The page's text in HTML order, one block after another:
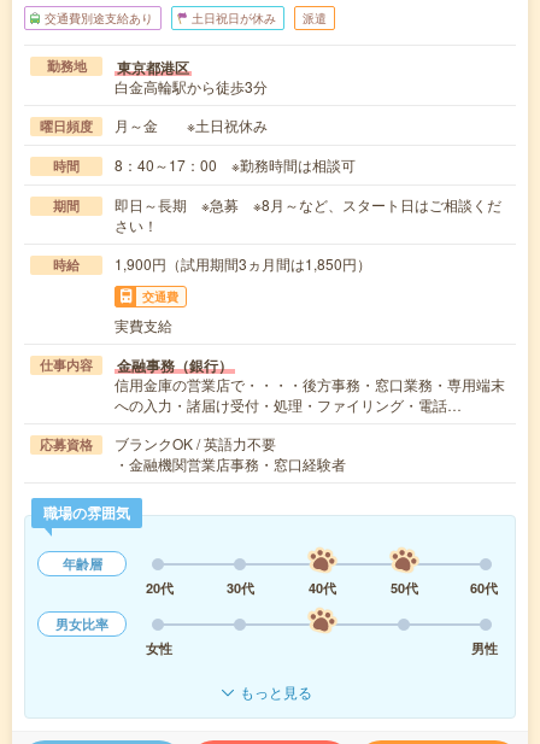
交通費別途支給あり 土日祝日が休み 派遣
勤務地 東京都港区
白金高輪駅から徒歩3分
曜日頻度 月～金 ※土日祝休み
時間 8：40～17：00 ※勤務時間は相談可
期間
即日～長期 ※急募 ※8月～など、スタート日はご相談くだ
さい！
時給 1,900円（試用期間3ヵ月間は1,850円）
交通費
実費支給
仕事内容 金融事務（銀行）
信用金庫の営業店で・・・・後方事務・窓口業務・専用端末
への入力・諸届け受付・処理・ファイリング・電話…
応募資格
ブランクOK / 英語力不要
・金融機関営業店事務・窓口経験者
職場の雰囲気
年齢層
20代
30代 40代 50代
60代
男女比率
女性
男性
もっと見る